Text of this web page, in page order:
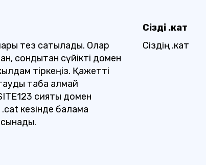
тез сатылады. Олар
сондықтан сүйікті домен
тіркеңіз. Қажетті
таба алмай
сияқты домен
.cat кезінде балама
Сіздің .кат
Сіздің .кат